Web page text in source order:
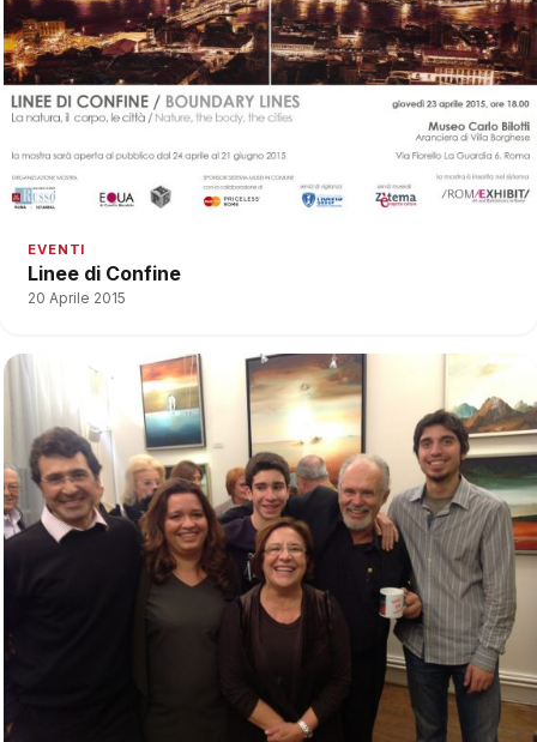
EVENTI
Linee di Confine
20 Aprile 2015